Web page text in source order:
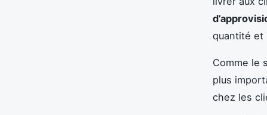
quantité et
Comme le
plus
chez les